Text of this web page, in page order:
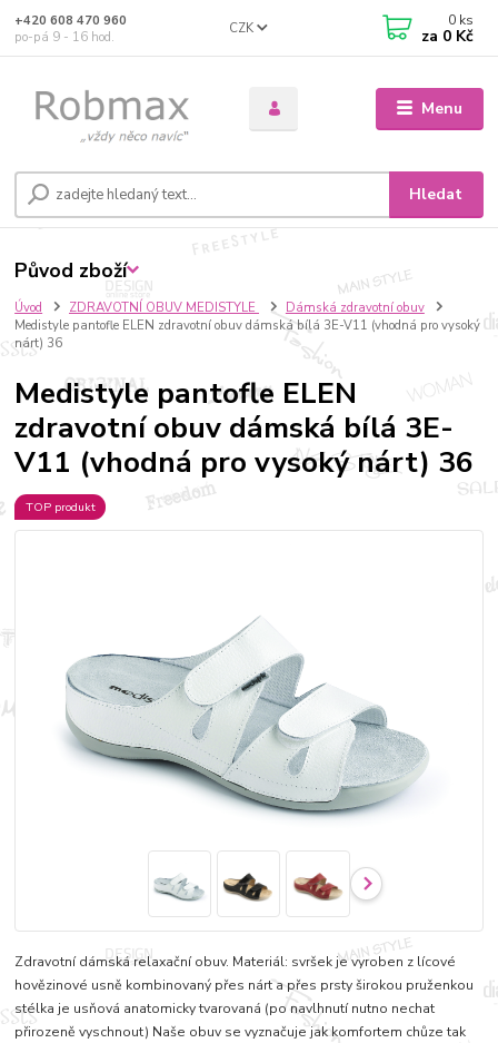
Menu
CZK
Hledat
+420 608 470 960
po-pá 9 - 16 hod.
0 ks
za 0 Kč
Úvod ZDRAVOTNÍ OBUV MEDISTYLE
Dámská zdravotní obuv
Medistyle pantofle ELEN zdravotní obuv dámská bílá 3E-V11 (vhodná pro vysoký
nárt) 36
Medistyle pantofle ELEN
zdravotní obuv dámská bílá 3E-
V11 (vhodná pro vysoký nárt) 36
TOP produkt
Zdravotní dámská relaxační obuv. Materiál: svršek je vyroben z lícové
hovězinové usně kombinovaný přes nárt a přes prsty širokou pruženkou
stélka je usňová anatomicky tvarovaná (po navlhnutí nutno nechat
přirozeně vyschnout) Naše obuv se vyznačuje jak komfortem chůze tak
Původ zboží